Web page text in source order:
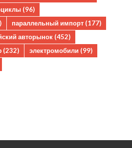
(96)
параллельный импорт (177)
авторынок (452)
(232) электромобили (99)